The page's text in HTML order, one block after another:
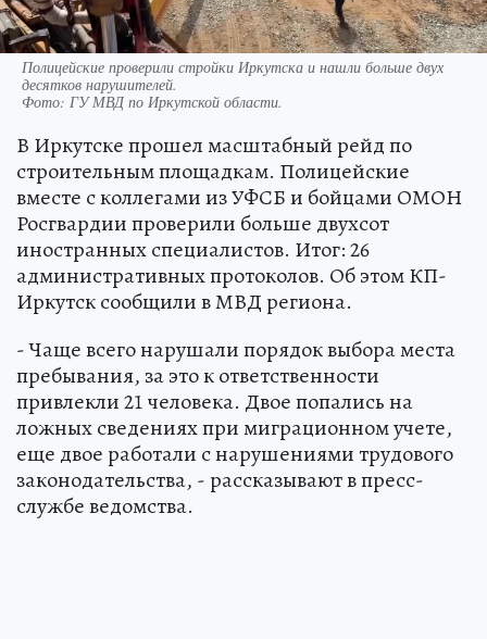
Полицейские проверили стройки Иркутска и нашли больше двух
десятков нарушителей.
Фото: ГУ МВД по Иркутской области.
В Иркутске прошел масштабный рейд по
строительным площадкам. Полицейские
вместе с коллегами из УФСБ и бойцами ОМОН
Росгвардии проверили больше двухсот
иностранных специалистов. Итог: 26
административных протоколов. Об этом КП-
Иркутск сообщили в МВД региона.
- Чаще всего нарушали порядок выбора места
пребывания, за это к ответственности
привлекли 21 человека. Двое попались на
ложных сведениях при миграционном учете,
еще двое работали с нарушениями трудового
законодательства, - рассказывают в пресс-
службе ведомства.